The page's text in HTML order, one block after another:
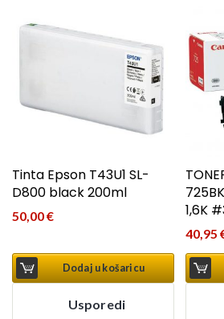
Tinta Epson T43U1 SL-
D800 black 200ml
50,00€
Dodaj u košaricu
Usporedi
1,6K
40,95